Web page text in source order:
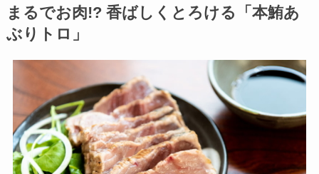
まるでお肉!? 香ばしくとろける「本鮪あ
ぶりトロ」